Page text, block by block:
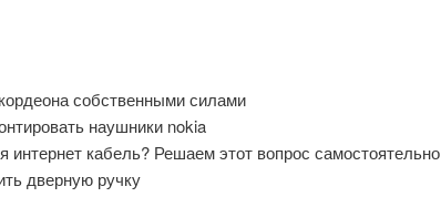
собственными силами
наушники nokia
интернет кабель? Решаем этот вопрос самостоятельно
дверную ручку